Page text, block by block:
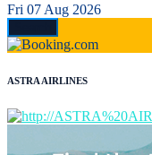
Fri 07 Aug 2026
ASTRA AIRLINES